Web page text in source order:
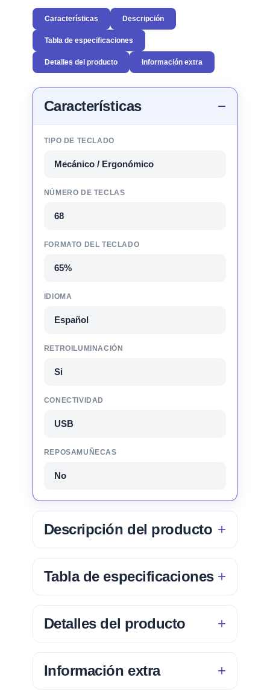
Características Descripción
Tabla de especificaciones
Detalles del producto Información extra
Características
TIPO DE TECLADO
Mecánico / Ergonómico
NÚMERO DE TECLAS
68
FORMATO DEL TECLADO
65%
IDIOMA
Español
RETROILUMINACIÓN
Si
CONECTIVIDAD
USB
REPOSAMUÑECAS
No
Descripción del producto
Tabla de especificaciones
Detalles del producto
Información extra